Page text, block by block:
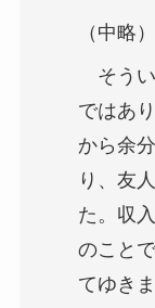
（中略）
そうい
ではあ
から余
り、友
た。収
のこと
てゆきま